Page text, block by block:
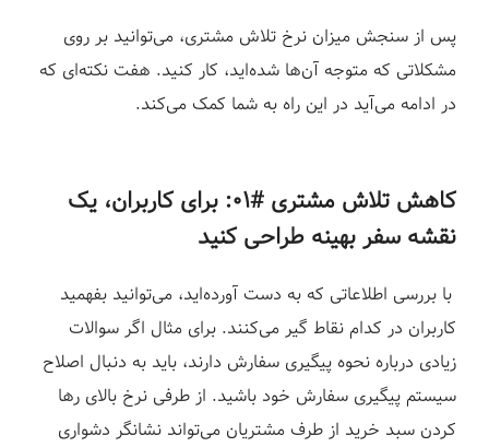
پس از سنجش میزان نرخ تلاش مشتری، می‌توانید بر روی
مشکلاتی که متوجه آن‌ها شده‌اید، کار کنید. هفت نکته‌ای که
در ادامه می‌آید در این راه به شما کمک می‌کند.
کاهش تلاش مشتری #۰۱:
برای کاربران، یک
نقشه سفر بهینه طراحی کنید
با بررسی اطلاعاتی که به دست آورده‌اید، می‌توانید بفهمید
کاربران در کدام نقاط گیر می‌کنند. برای مثال اگر سوالات
زیادی درباره نحوه پیگیری سفارش دارند، باید به دنبال اصلاح
سیستم پیگیری سفارش خود باشید. از طرفی نرخ بالای رها
کردن سبد خرید از طرف مشتریان می‌تواند نشانگر دشواری